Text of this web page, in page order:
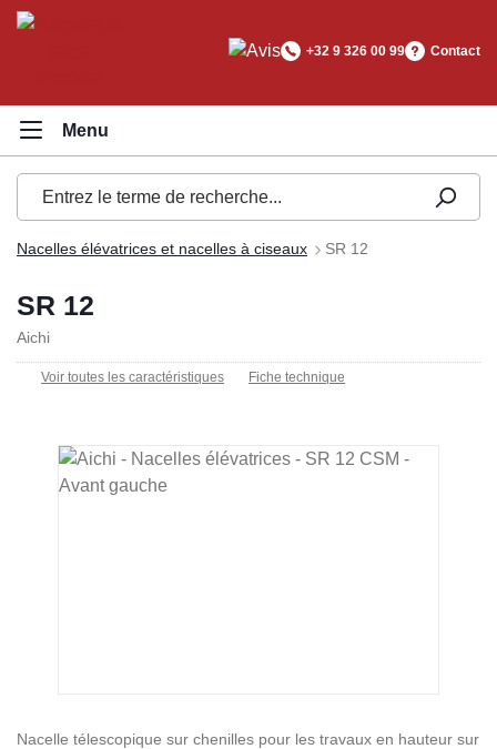
principal
+32 9 326 00 99 Contact
Nacelles élévatrices et nacelles à ciseaux SR 12
SR 12
Aichi
Voir toutes les caractéristiques Fiche technique
Ignorer la galerie d'images
Nacelle télescopique sur chenilles pour les travaux en hauteur sur